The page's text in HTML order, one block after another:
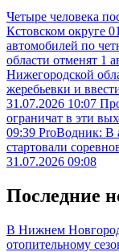
Четыре человека
Кстовском округе
автомобилей по
области отменят 1
Нижегородской
жеребьевки и
31.07.2026 10:07
ограничат в эти
09:39 ProВодник: В
стартовали
31.07.2026 09:08
Последние
В Нижнем
отопительному